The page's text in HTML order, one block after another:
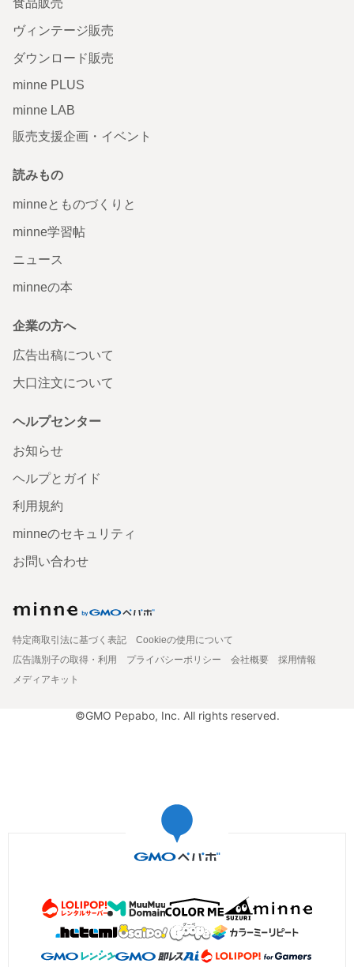
ヴィンテージ販売
ダウンロード販売
minne PLUS
minne LAB
販売支援企画・イベント
読みもの
minneとものづくりと
minne学習帖
ニュース
minneの本
企業の方へ
広告出稿について
大口注文について
ヘルプセンター
お知らせ
ヘルプとガイド
利用規約
minneのセキュリティ
お問い合わせ
特定商取引法に基づく表記
Cookieの使用について
広告識別子の取得・利用
プライバシーポリシー 会社概要
採用情報
メディアキット
©GMO Pepabo, Inc. All rights reserved.